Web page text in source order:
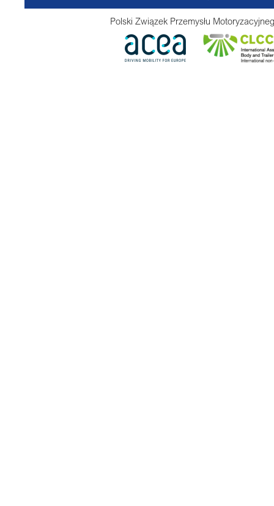
Polski Związek Przemysłu